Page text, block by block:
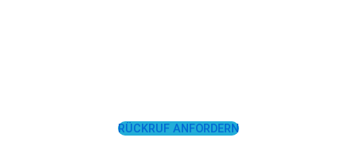
RÜCKRUF ANFORDERN